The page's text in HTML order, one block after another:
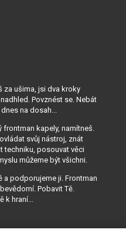
za ušima, jsi dva kroky
Povznést se. Nebát
na dosah...
kapely, namítneš.
svůj nástroj, znát
techniku, posouvat věci
můžeme být všichni.
a podporujeme ji. Frontman
Pobavit Tě.
hraní...